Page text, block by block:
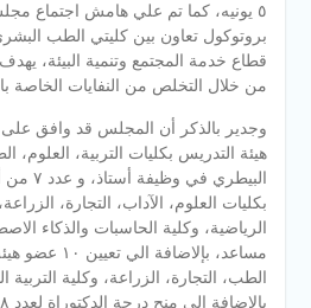
٥ يونيه، كما تم علي هامش اجتماع
بروتوكول تعاون بين كليتي الطب
قطاع خدمة المجتمع وتنمية البيئة،
من خلال التخلص من النفايات الخاصة
هيئة التدريس بكليات التربية،
البيطري
بكليات العلوم، الآداب، التجارة،
الرياضية، وكلية الحاسبات والذكاء
مساعد،
الطب، التجارة، الزراعة، وكلية